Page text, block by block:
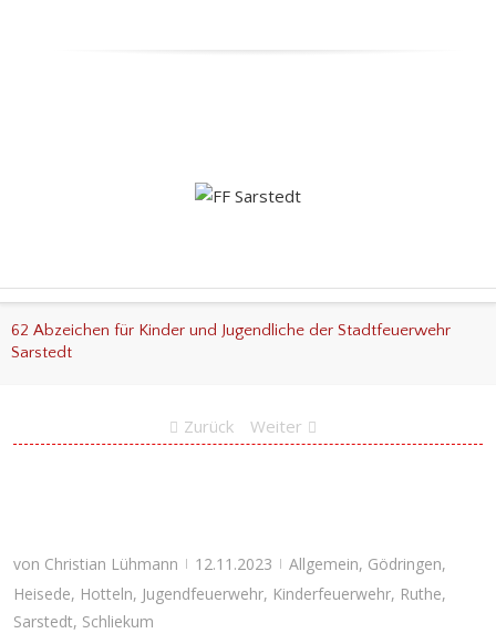
62 Abzeichen für Kinder und Jugendliche der Stadtfeuerwehr
Sarstedt
Zurück Weiter
von Christian Lühmann | 12.11.2023 | Allgemein, Gödringen,
Heisede, Hotteln, Jugendfeuerwehr, Kinderfeuerwehr, Ruthe,
Sarstedt, Schliekum